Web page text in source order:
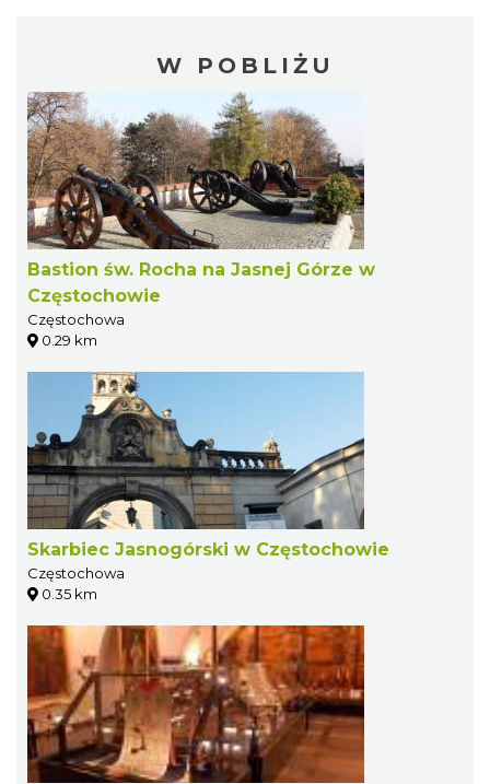
W POBLIŻU
Bastion św. Rocha na Jasnej Górze w
Częstochowie
Częstochowa
0.29 km
Skarbiec Jasnogórski w Częstochowie
Częstochowa
0.35 km